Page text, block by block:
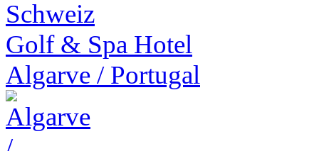
Golf & Spa Hotel
Algarve / Portugal